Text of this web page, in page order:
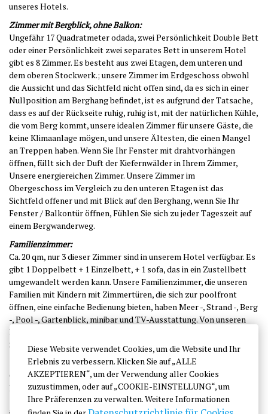
Diese Website verwendet Cookies, um die Website und Ihr
Erlebnis zu verbessern. Klicken Sie auf „ALLE
AKZEPTIEREN“, um der Verwendung aller Cookies
zuzustimmen, oder auf „COOKIE-EINSTELLUNG“, um
Ihre Präferenzen zu verwalten. Weitere Informationen
unseres Hotels.
Zimmer mit Bergblick, ohne Balkon:
Ungefähr 17 Quadratmeterodada, zweiPersönlichkeitDouble Bett
odereinerPersönlichkeit zwei separates Bettin unserem Hotel
gibt es 8 Zimmer. Es besteht aus zwei Etagen, dem unteren und
dem oberen Stockwerk.; unsere Zimmer im Erdgeschoss obwohl
die Aussicht und das Sichtfeld nicht offen sind, da es sich in einer
Nullposition am Berghang befindet, ist es aufgrund der Tatsache,
dass es auf der Rückseite ruhig, ruhig ist, mit der natürlichen Kühle,
die vom Berg kommt, unsere idealen Zimmer für unsere Gäste, die
keine Klimaanlage mögen, und unsere Ältesten, die einen Mangel
an Treppen haben. Wenn Sie Ihr Fenster mit drahtvorhängen
öffnen, füllt sich der Duft der Kiefernwälder in Ihrem Zimmer,
Unsere energiereichen Zimmer.Unsere Zimmer im
Obergeschoss im Vergleich zu den unteren Etagen ist das
Sichtfeld offener und mit Blick auf den Berghang, wenn Sie Ihr
Fenster / Balkontür öffnen, Fühlen Sie sich zu jeder Tageszeit auf
einem Bergwanderweg.
Familienzimmer:
Ca. 20 qm, nur 3 dieser Zimmer sind in unserem Hotel verfügbar. Es
gibt 1 Doppelbett + 1 Einzelbett, + 1 sofa, das in ein Zustellbett
umgewandelt werden kann. Unsere Familienzimmer, die unseren
Familien mit Kindern mit Zimmertüren, die sich zur poolfront
öffnen, eine einfache Bedienung bieten, haben Meer -, Strand -, Berg
-, Pool -, Gartenblick, minibar und TV-Ausstattung. Von unseren
Idealen Zimmern, in denen unsere Familien mit Kindern mit Ruhe,
Sicherheit und Vergnügen untergebracht werden können.
Suiten / Zimmer mit Verbindungstür:
Ca. 28 Quadratmeter, von diesen Zimmern in unserem
HotelnurzweiMenstruation verfügbar. Es besteht aus zwei
Zimmern ohne Verbindungstüren, mit einem Doppelbett (1 in